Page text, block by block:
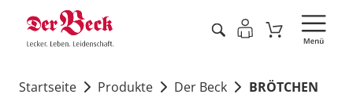
Startseite Produkte Der Beck BRÖTCHEN